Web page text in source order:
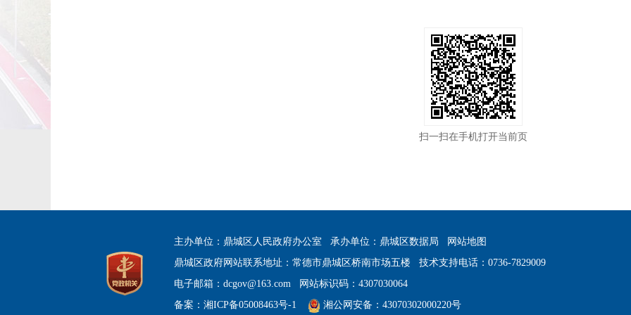
扫一扫在手机打开当前页
主办单位：鼎城区人民政府办公室 承办单位：鼎城区数据局
网站地图
鼎城区政府网站联系地址：常德市鼎城区桥南市场五楼
技术支持电话：0736-7829009
电子邮箱：dcgov@163.com
网站标识码：4307030064
备案： 湘ICP备05008463号-1 湘公网安备：43070302000220号